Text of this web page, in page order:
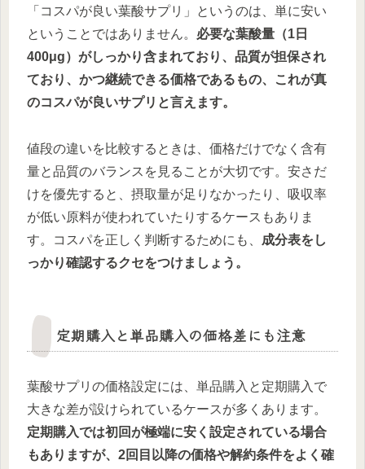
「コスパが良い葉酸サプリ」というのは、単に安い
ということではありません。 必要な葉酸量（1日
400μg）がしっかり含まれており、品質が担保され
ており、かつ継続できる価格であるもの、これが真
のコスパが良いサプリと言えます。
値段の違いを比較するときは、価格だけでなく含有
量と品質のバランスを見ることが大切です。安さだ
けを優先すると、摂取量が足りなかったり、吸収率
が低い原料が使われていたりするケースもありま
す。コスパを正しく判断するためにも、 成分表をし
っかり確認するクセをつけましょう。
定期購入と単品購入の価格差にも注意
葉酸サプリの価格設定には、単品購入と定期購入で
大きな差が設けられているケースが多くあります。
定期購入では初回が極端に安く設定されている場合
もありますが、2回目以降の価格や解約条件をよく確